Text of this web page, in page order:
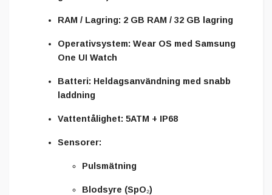
RAM / Lagring: 2 GB RAM / 32 GB lagring
Operativsystem: Wear OS med Samsung
One UI Watch
Batteri: Heldagsanvändning med snabb
laddning
Vattentålighet: 5ATM + IP68
Sensorer:
Pulsmätning
Blodsyre (SpO₂)